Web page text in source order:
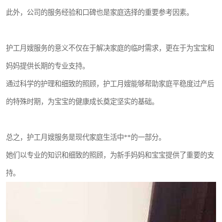
此外，公司的服务经验和口碑也是家庭选择的重要参考因素。
护工月嫂服务的意义不仅在于解决家庭的临时需求，更在于为宝宝和
妈妈提供长期的专业支持。
通过科学的护理和细致的照顾，护工月嫂能够帮助家庭平稳度过产后
的特殊时期，为宝宝的健康成长奠定坚实的基础。
总之，护工月嫂服务是现代家庭生活中**的一部分。
她们以专业的知识和细致的照顾，为新手妈妈和宝宝提供了重要的支
持。